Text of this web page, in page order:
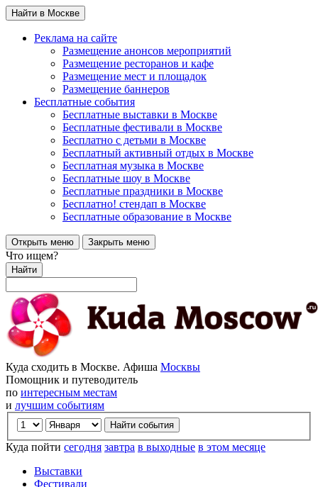
Найти в Москве
Реклама на сайте
Размещение анонсов мероприятий
Размещение ресторанов и кафе
Размещение мест и площадок
Размещение баннеров
Бесплатные события
Бесплатные выставки в Москве
Бесплатные фестивали в Москве
Бесплатно с детьми в Москве
Бесплатный активный отдых в Москве
Бесплатная музыка в Москве
Бесплатные шоу в Москве
Бесплатные праздники в Москве
Бесплатно! стендап в Москве
Бесплатные образование в Москве
Открыть меню Закрыть меню
Что ищем?
Найти
Куда сходить в Москве. Афиша Москвы
Помощник и путеводитель
по интересным местам
и лучшим событиям
Куда пойти сегодня завтра в выходные в этом месяце
Выставки
Фестивали